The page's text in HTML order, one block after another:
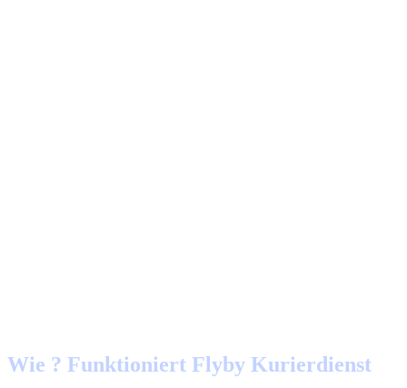
Wie ? Funktioniert Flyby Kurierdienst